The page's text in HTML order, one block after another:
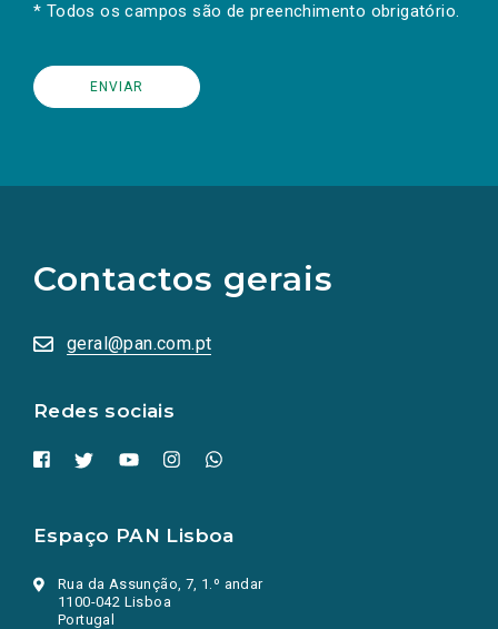
* Todos os campos são de preenchimento obrigatório.
Contactos gerais
geral@pan.com.pt
Redes sociais
redes
sociais
numa
nova
Espaço PAN Lisboa
Rua da Assunção, 7, 1.º andar
1100-042 Lisboa
Portugal